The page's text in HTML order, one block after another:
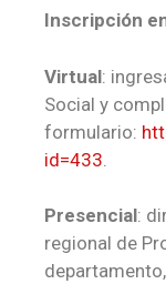
Inscripción
Virtual:
Social y
formulario:
id=433
Presencial:
regional de